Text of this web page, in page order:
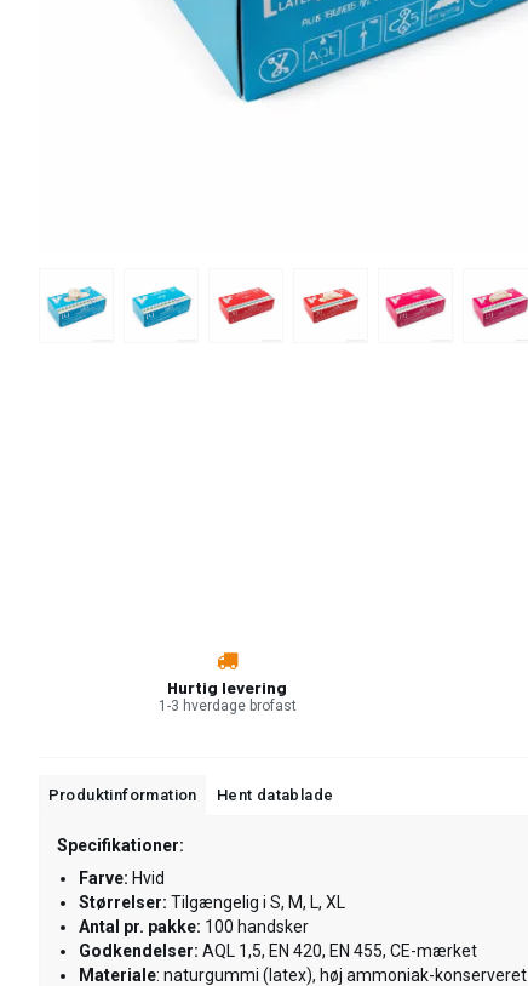
Hurtig levering
1-3 hverdage brofast
Produktinformation Hent datablade
Specifikationer:
Farve: Hvid
Størrelser: Tilgængelig i S, M, L, XL
Antal pr. pakke: 100 handsker
Godkendelser: AQL 1,5, EN 420, EN 455, CE-mærket
Materiale: naturgummi (latex), høj ammoniak-konserveret